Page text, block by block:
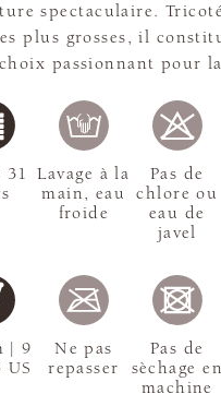
spectaculaire.
plus grosses, il
passionnant pour
| 9
US
31
Lavage à la
main, eau
froide
Pas de
chlore ou
eau de
javel
Ne pas
repasser
Pas de
sèchage en
machine